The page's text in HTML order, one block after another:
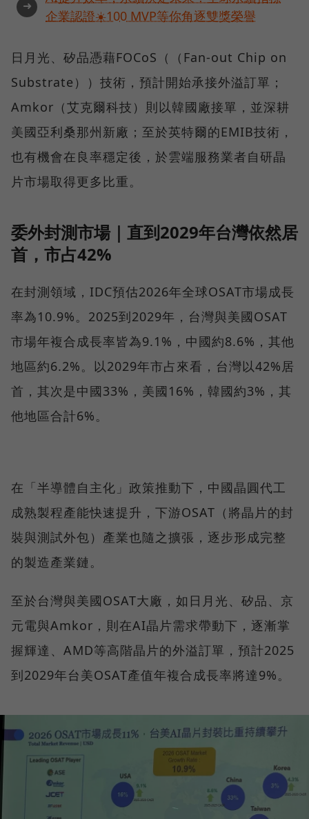
➜
企業認證☀️100 MVP等你角逐雙獎榮譽
日月光、矽品憑藉FOCoS（（Fan-out Chip on
Substrate））技術，預計開始承接外溢訂單；
Amkor（艾克爾科技）則以韓國廠接單，並深耕
美國亞利桑那州新廠；至於英特爾的EMIB技術，
也有機會在良率穩定後，於雲端服務業者自研晶
片市場取得更多比重。
委外封測市場｜直到2029年台灣依然居
首，市占42%
在封測領域，IDC預估2026年全球OSAT市場成長
率為10.9%。2025到2029年，台灣與美國OSAT
市場年複合成長率皆為9.1%，中國約8.6%，其他
地區約6.2%。以2029年市占來看，台灣以42%居
首，其次是中國33%，美國16%，韓國約3%，其
他地區合計6%。
在「半導體自主化」政策推動下，中國晶圓代工
成熟製程產能快速提升，下游OSAT（將晶片的封
裝與測試外包）產業也隨之擴張，逐步形成完整
的製造產業鏈。
至於台灣與美國OSAT大廠，如日月光、矽品、京
元電與Amkor，則在AI晶片需求帶動下，逐漸掌
握輝達、AMD等高階晶片的外溢訂單，預計2025
到2029年台美OSAT產值年複合成長率將達9%。